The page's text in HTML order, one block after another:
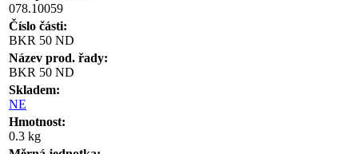
078.10059
Číslo části:
BKR 50 ND
Název prod. řady:
BKR 50 ND
Skladem:
NE
Hmotnost:
0.3 kg